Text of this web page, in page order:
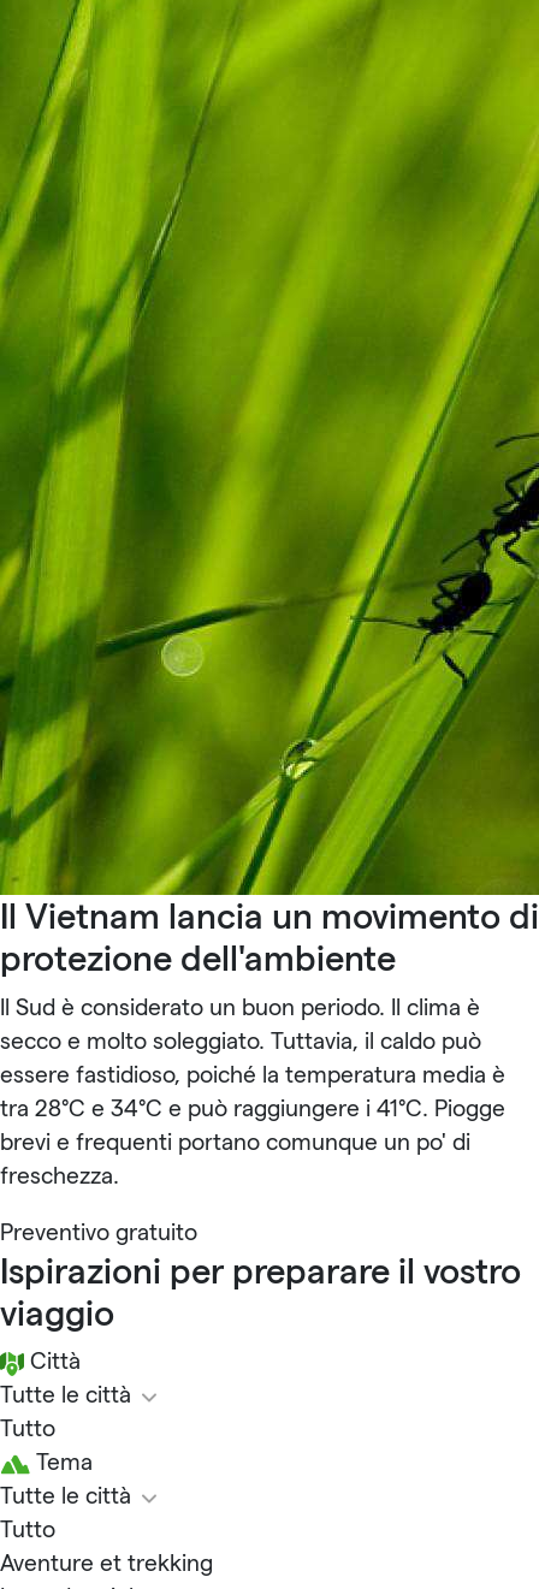
Il Vietnam lancia un movimento di
protezione dell'ambiente
Il Sud è considerato un buon periodo. Il clima è
secco e molto soleggiato. Tuttavia, il caldo può
essere fastidioso, poiché la temperatura media è
tra 28°C e 34°C e può raggiungere i 41°C. Piogge
brevi e frequenti portano comunque un po' di
freschezza.
Preventivo gratuito
Ispirazioni per preparare il vostro
viaggio
Città
Tutte le città
Tutto
Tema
Tutte le città
Tutto
Aventure et trekking